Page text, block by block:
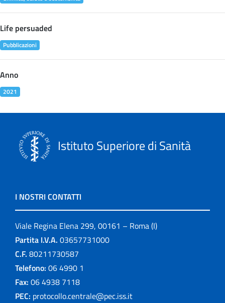
Life persuaded
Pubblicazioni
Anno
2021
Istituto Superiore di Sanità
I NOSTRI CONTATTI
Viale Regina Elena 299, 00161 – Roma (I)
Partita I.V.A. 03657731000
C.F. 80211730587
Telefono: 06 4990 1
Fax: 06 4938 7118
PEC: protocollo.centrale@pec.iss.it